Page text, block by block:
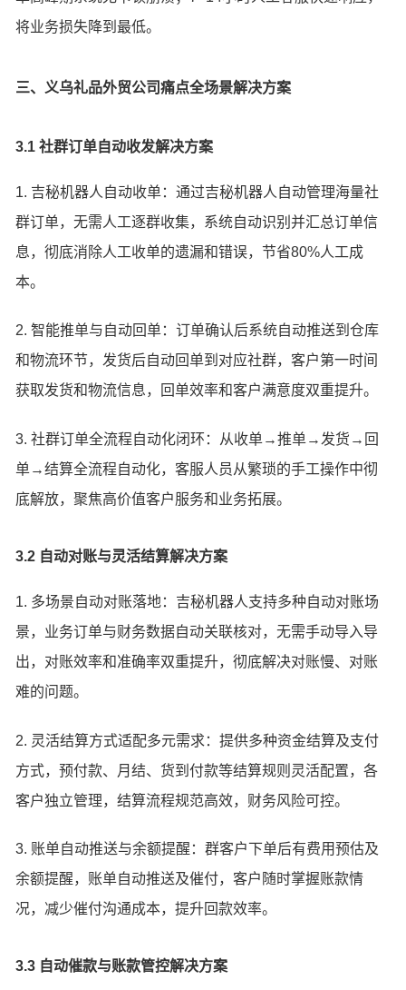
将业务损失降到最低。
三、义乌礼品外贸公司痛点全场景解决方案
3.1 社群订单自动收发解决方案
1. 吉秘机器人自动收单：通过吉秘机器人自动管理海量社
群订单，无需人工逐群收集，系统自动识别并汇总订单信
息，彻底消除人工收单的遗漏和错误，节省80%人工成
本。
2. 智能推单与自动回单：订单确认后系统自动推送到仓库
和物流环节，发货后自动回单到对应社群，客户第一时间
获取发货和物流信息，回单效率和客户满意度双重提升。
3. 社群订单全流程自动化闭环：从收单→推单→发货→回
单→结算全流程自动化，客服人员从繁琐的手工操作中彻
底解放，聚焦高价值客户服务和业务拓展。
3.2 自动对账与灵活结算解决方案
1. 多场景自动对账落地：吉秘机器人支持多种自动对账场
景，业务订单与财务数据自动关联核对，无需手动导入导
出，对账效率和准确率双重提升，彻底解决对账慢、对账
难的问题。
2. 灵活结算方式适配多元需求：提供多种资金结算及支付
方式，预付款、月结、货到付款等结算规则灵活配置，各
客户独立管理，结算流程规范高效，财务风险可控。
3. 账单自动推送与余额提醒：群客户下单后有费用预估及
余额提醒，账单自动推送及催付，客户随时掌握账款情
况，减少催付沟通成本，提升回款效率。
3.3 自动催款与账款管控解决方案